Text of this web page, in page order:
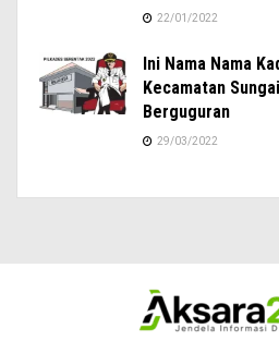
22/01/2022
Ini Nama Nama
Kecamatan
Berguguran
29/03/2022